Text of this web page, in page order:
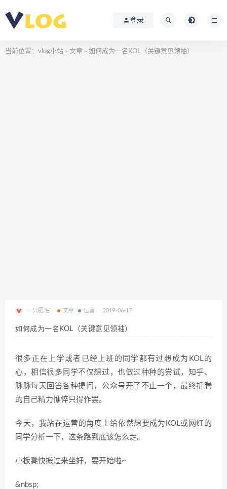
登录
当前位置： vlog小站 > 文章 > 如何成为一名KOL（关键意见领袖）
一只肥宅 文章 运营 2019-06-17
如何成为一名KOL（关键意见领袖）
很多正在上学或者已经上班的同学都有过想成为KOL的
心，相信很多同学不仅想过，也做过种种的尝试，知乎、
脉脉每天回答各种提问，公众号开了不止一个，最终折腾
的自己精力憔悴只得作罢。
今天，我站在运营的角度上给依然想要成为KOL或网红的
同学分析一下，这条路到底该怎么走。
小板凳快搬过来坐好，要开始啦~
&nbsp;